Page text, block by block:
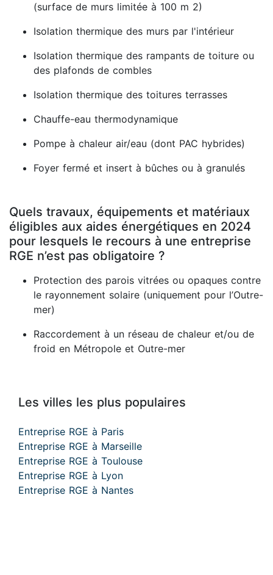
(surface de murs limitée à 100 m 2)
Isolation thermique des murs par l'intérieur
Isolation thermique des rampants de toiture ou
des plafonds de combles
Isolation thermique des toitures terrasses
Chauffe-eau thermodynamique
Pompe à chaleur air/eau (dont PAC hybrides)
Foyer fermé et insert à bûches ou à granulés
Quels travaux, équipements et matériaux
éligibles aux aides énergétiques en 2024
pour lesquels le recours à une entreprise
RGE n’est pas obligatoire ?
Protection des parois vitrées ou opaques contre
le rayonnement solaire (uniquement pour l’Outre-
mer)
Raccordement à un réseau de chaleur et/ou de
froid en Métropole et Outre-mer
Les villes les plus populaires
Entreprise RGE à Paris
Entreprise RGE à Marseille
Entreprise RGE à Toulouse
Entreprise RGE à Lyon
Entreprise RGE à Nantes